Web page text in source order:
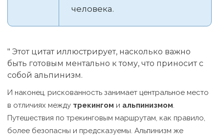
человека.
" Этот цитат иллюстрирует, насколько важно
быть готовым ментально к тому, что приносит с
собой альпинизм.
И наконец, рискованность занимает центральное место
в отличиях между трекингом и альпинизмом.
Путешествия по трекинговым маршрутам, как правило,
более безопасны и предсказуемы. Альпинизм же